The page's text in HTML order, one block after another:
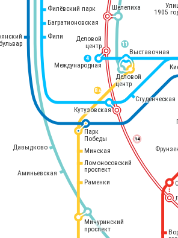
4
8 А
11
14
Деловой
центр
Минская
Ломоносовский
проспект
Раменки
Парк
Победы
Филёвский парк
Багратионовская
Фили
Международная
бульвар
Выставочная
1905
Мичуринский
проспект
Аминьевская
Давыдково
Шелепиха
Деловой
центр
Кутузовская
Студенческая